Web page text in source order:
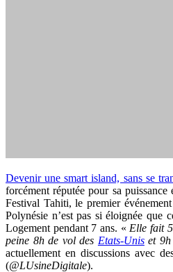
Devenir une smart island, sans se
forcément réputée pour sa
Festival Tahiti, le premier
Polynésie n’est pas si éloignée que
Logement pendant 7 ans. « Elle fait
peine 8h de vol des Etats-Uniset 9h
actuellement en discussions avec
(@LUsineDigitale).